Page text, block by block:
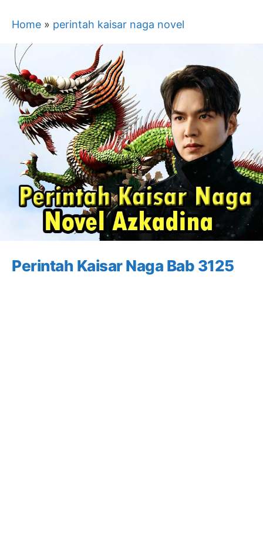
Home » perintah kaisar naga novel
Perintah Kaisar Naga Bab 3125